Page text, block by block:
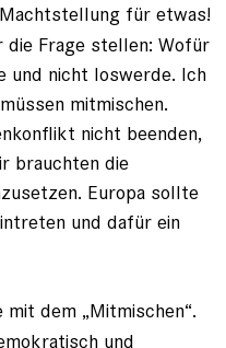
Machtstellung für etwas!
die Frage stellen: Wofür
und nicht loswerde. Ich
mitmischen.
nicht beenden,
brauchten die
Euro­pa sollte
und dafür ein
dem „Mitmischen“.
und